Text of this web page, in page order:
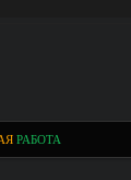
РАБОТА